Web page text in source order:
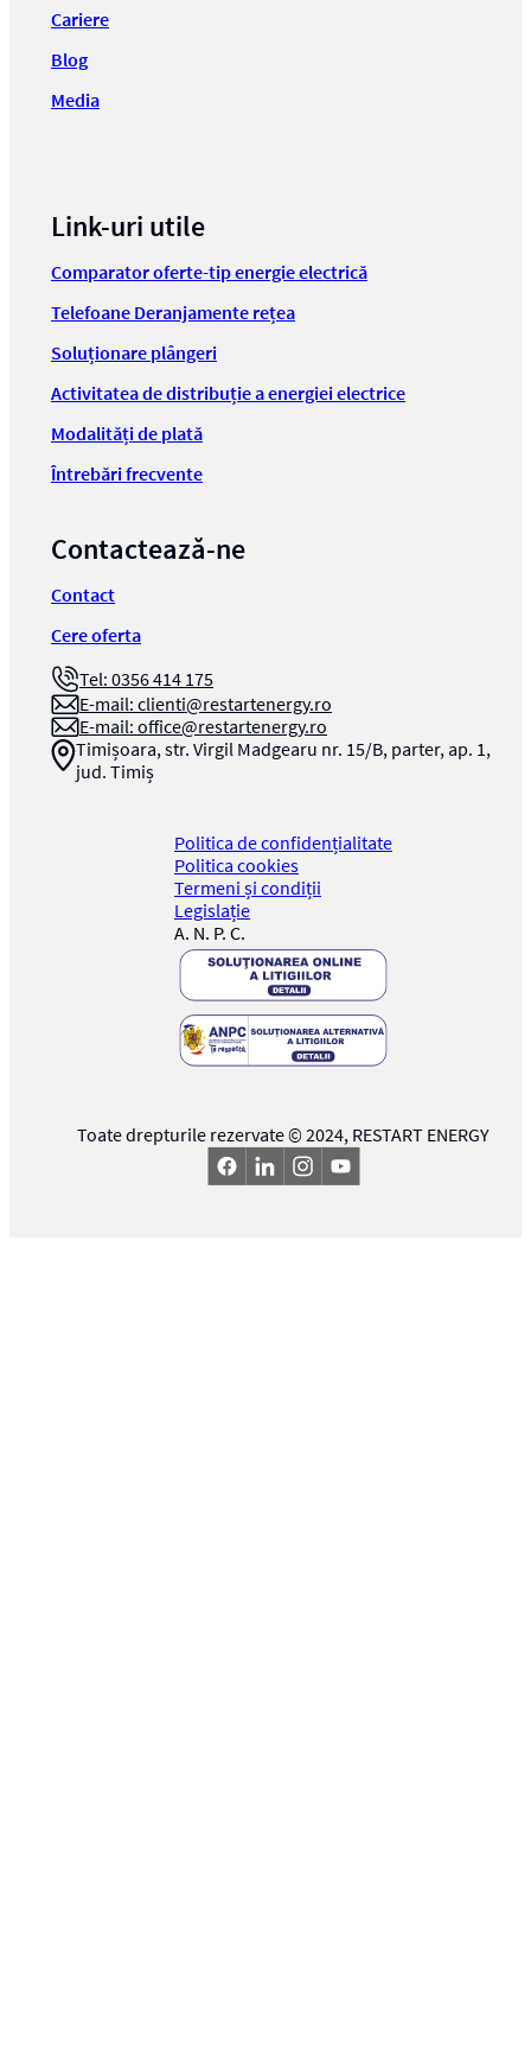
Cariere
Blog
Media
Link-uri utile
Comparator oferte-tip energie electrică
Telefoane Deranjamente rețea
Soluționare plângeri
Activitatea de distribuție a energiei electrice
Modalități de plată
Întrebări frecvente
Contactează-ne
Contact
Cere oferta
Tel: 0356 414 175
E-mail: clienti@restartenergy.ro
E-mail: office@restartenergy.ro
Timișoara, str. Virgil Madgearu nr. 15/B, parter, ap. 1,
jud. Timiș
Politica de confidențialitate
Politica cookies
Termeni și condiții
Legislație
A. N. P. C.
Toate drepturile rezervate © 2024, RESTART ENERGY